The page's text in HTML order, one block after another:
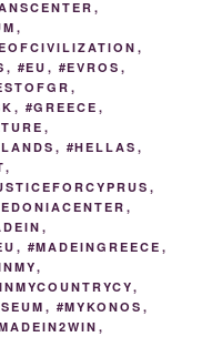
,
,
,
, #EU , #EVROS ,
,
, #GREECE ,
,
, #HELLAS ,
,
,
,
,
, #MADEINGREECE ,
,
,
, #MYKONOS ,
,